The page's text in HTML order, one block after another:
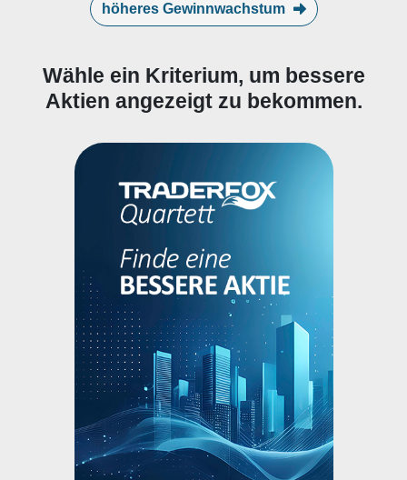
höheres Gewinnwachstum
Wähle ein Kriterium, um bessere
Aktien angezeigt zu bekommen.